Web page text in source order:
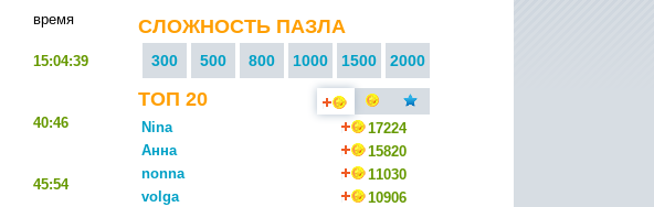
время
15:04:39
40:46
45:54
СЛОЖНОСТЬ ПАЗЛА
300 500 800 1000 1500 2000
ТОП 20
Nina
17224
Анна
15820
nonna
11030
volga
10906